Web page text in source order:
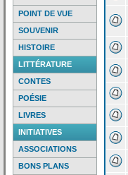
POINT DE VUE
SOUVENIR
HISTOIRE
LITTÉRATURE
CONTES
POÉSIE
LIVRES
INITIATIVES
ASSOCIATIONS
BONS PLANS